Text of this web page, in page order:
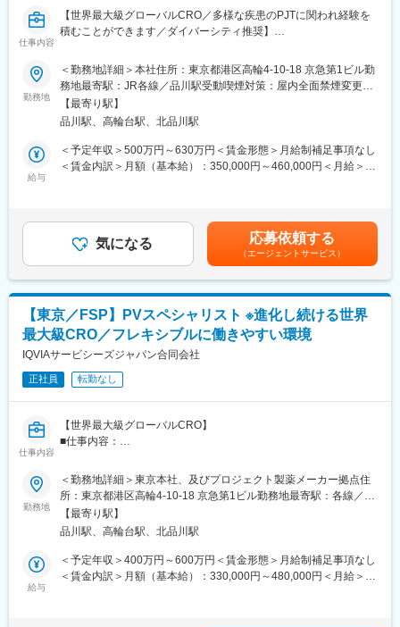
る安全性科学者に不可欠なグローバルな視点と規制に関する深い
知見を養うことができます。
当社はバイオ医薬品／抗体技術に特化しながら、海外展開を重点
的に進めている国内トップクラスの製薬メーカーです。
「骨・ミネラル」と「血液がん・難治性血液疾患」「希少疾患」
を重点疾患領域として設定し、同社の強みである抗体技術を活用
術・製品ライセンス契約の締結などを推進し、バイオ医薬等の画
期的な新薬を継続的に創出し、日本発のグローバル・スペシャリ
仕事内容
【世界最大級グローバルCRO／多様な疾患のPJTに関われ経験を
積むことができます／ダイバーシティ推奨】
ご担当いただきます。
安全性情報の受領、データベース入力やQC等、幅広い業務内容を
ハンズオンで行います。
■仕事内容：
・安全性情報の受領・トリアージ・発番・データベース入力・
PMDA報告要否の一次評価・QC。
・症例経過の説明文（日英）・PMDAへの報告書の作成・QC。
・国内外文献・海外措置情報の評価に基づくデータベース入力・
QC、PMDAへの報告書の作成・QC。
・各種報告書のPMDA報告、顧客の提携会社への報告、治験実施
・安全性定期報告案、感染症定期報告案、未知非重篤副作用定期
報告案・治験年次報告案の作成・QC・当局報告。
・治験実施施設向けのラインリストの作成・QC
【同社の魅力】
■世界100か国以上に展開・進化し続ける世界最大級CRO：
世界最大のCROと医療データカンパニーの経営統合により、
IQVIAは世界中のどんな会社にも真似できない治験の「質」と「ス
ピード」を両立する仕組みを持った企業へ進化しました。薬剤流
通データと治験データの分析により、海外では治験完了までに期
ている患者様のために、これからもIQVIAは創造的な仕事に挑戦し
ていきます。
■「働きやすい環境づくり」への取り組み：
「効率的で生産性の高い業務を実施できる場所で勤務する」とい
う考え方で、より柔軟な働き方を導入しています。
勤務地
＜勤務地詳細＞本社住所：東京都港区高輪4-10-18 京急第1ビル勤
務地最寄駅：JR各線／品川駅受動喫煙対策：屋内全面禁煙変更の
範囲：会社の定める事業所
【最寄り駅】
品川駅、高輪台駅、北品川駅
給与
＜予定年収＞500万円～630万円＜賃金形態＞月給制補足事項なし
＜賃金内訳＞月額（基本給）：350,000円～460,000円＜月給＞
績賞与：年1回賃金はあくまでも目安の金額であり、選考を通じて
上下する可能性があります。月給(月額)は固定手当を含めた表記で
す。
気になる 応募依頼する
（エージェントサービス）
【東京／FSP】PVスペシャリスト ※進化し続ける世界
最大級CRO／フレキシブルに働きやすい環境
IQVIAサービシーズジャパン合同会社
正社員 転勤なし
仕事内容
【世界最大級グローバルCRO】
■仕事内容：
イアントSOPに従い安全性データおよび情報のレビュー、評価、
データ処理等をご担当いただきます。
・規制要件、SOP、プロジェクト要件に基づく安全性データの処
理
・システム導入のサポート・ケース作成・管理および進捗管理
・品質・生産性・納期基準の遵守・必要なSOP
・研修の受講および順守
勤務地
＜勤務地詳細＞東京本社、及びプロジェクト製薬メーカー拠点住
所：東京都港区高輪4-10-18 京急第1ビル勤務地最寄駅：各線／品
川駅受動喫煙対策：屋内全面禁煙変更の範囲：会社の定める事業
所（リモートワーク含む）
【最寄り駅】
品川駅、高輪台駅、北品川駅
給与
＜予定年収＞400万円～600万円＜賃金形態＞月給制補足事項なし
＜賃金内訳＞月額（基本給）：330,000円～480,000円＜月給＞